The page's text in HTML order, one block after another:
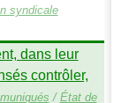
syndicale
dans leur
contrôler,
/ État de